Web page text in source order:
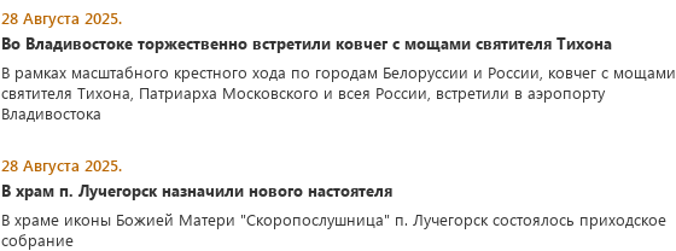
28 Августа 2025.
Во Владивостоке торжественно встретили ковчег с мощами святителя Тихона
В рамках масштабного крестного хода по городам Белоруссии и России, ковчег с мощами
святителя Тихона, Патриарха Московского и всея России, встретили в аэропорту
Владивостока
28 Августа 2025.
В храм п. Лучегорск назначили нового настоятеля
В храме иконы Божией Матери "Скоропослушница" п. Лучегорск состоялось приходское
собрание